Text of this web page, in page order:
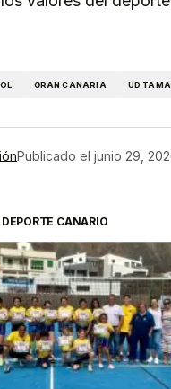
GRAN CANARIA UD
Publicado el junio 29,
CANARIO